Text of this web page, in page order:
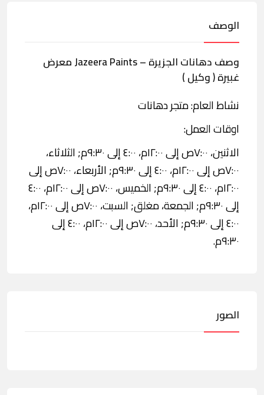
الوصف
وصف دهانات الجزيرة – Jazeera Paints معرض
غبيرة ( وكيل )
نشاط العام: متجر دهانات
اوقات العمل:
الاثنين، ٧:٠٠ص إلى ١٢:٠٠م، ٤:٠٠ إلى ٩:٣٠م; الثلاثاء،
٧:٠٠ص إلى ١٢:٠٠م، ٤:٠٠ إلى ٩:٣٠م; الأربعاء، ٧:٠٠ص إلى
١٢:٠٠م، ٤:٠٠ إلى ٩:٣٠م; الخميس، ٧:٠٠ص إلى ١٢:٠٠م، ٤:٠٠
إلى ٩:٣٠م; الجمعة، مغلق; السبت، ٧:٠٠ص إلى ١٢:٠٠م،
٤:٠٠ إلى ٩:٣٠م; الأحد، ٧:٠٠ص إلى ١٢:٠٠م، ٤:٠٠ إلى
٩:٣٠م.
الصور